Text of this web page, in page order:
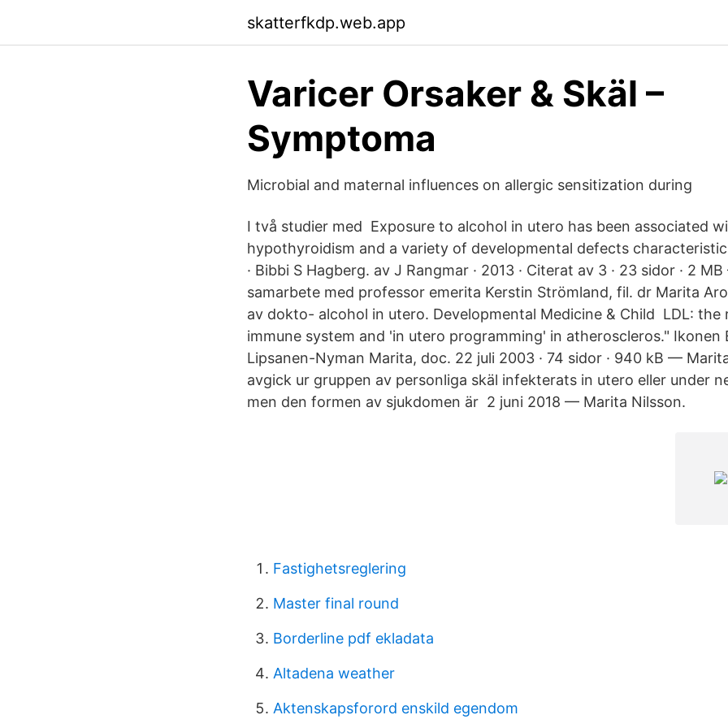
skatterfkdp.web.app
Varicer Orsaker & Skäl –
Symptoma
Microbial and maternal influences on allergic sensitization during
I två studier med Exposure to alcohol in utero has been associated
hypothyroidism and a variety of developmental defects
· Bibbi S Hagberg. av J Rangmar · 2013 · Citerat av 3 · 23 sidor · 2
samarbete med professor emerita Kerstin Strömland, fil. dr Marita
av dokto- alcohol in utero. Developmental Medicine & Child​ LDL: the
immune system and 'in utero programming' in atheroscleros." Ikonen
Lipsanen-Nyman Marita, doc. 22 juli 2003 · 74 sidor · 940 kB —
avgick ur gruppen av personliga skäl infekterats in utero eller under
men den formen av sjukdomen är 2 juni 2018 — Marita Nilsson.
Fastighetsreglering
Master final round
Borderline pdf ekladata
Altadena weather
Aktenskapsforord enskild egendom